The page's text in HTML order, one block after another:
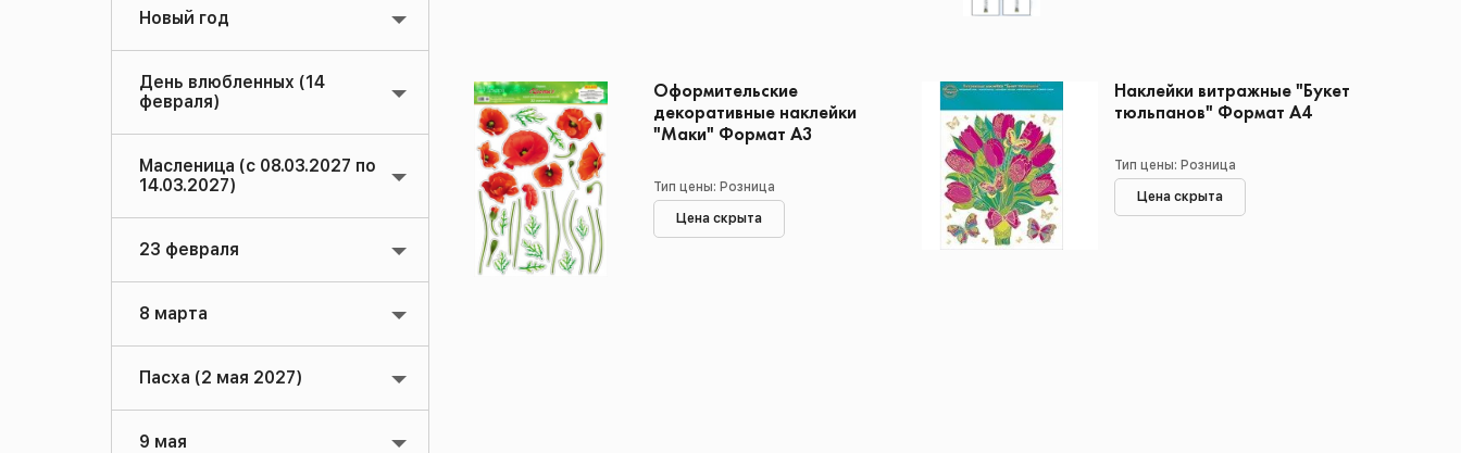
Новый год
День влюбленных (14
февраля)
Масленица (с 08.03.2027 по
14.03.2027)
23 февраля
8 марта
Пасха (2 мая 2027)
9 мая
Оформительские
декоративные наклейки
"Маки" Формат А3
Тип цены: Розница
Цена скрыта
Наклейки витражные "Букет
тюльпанов" Формат А4
Тип цены: Розница
Цена скрыта